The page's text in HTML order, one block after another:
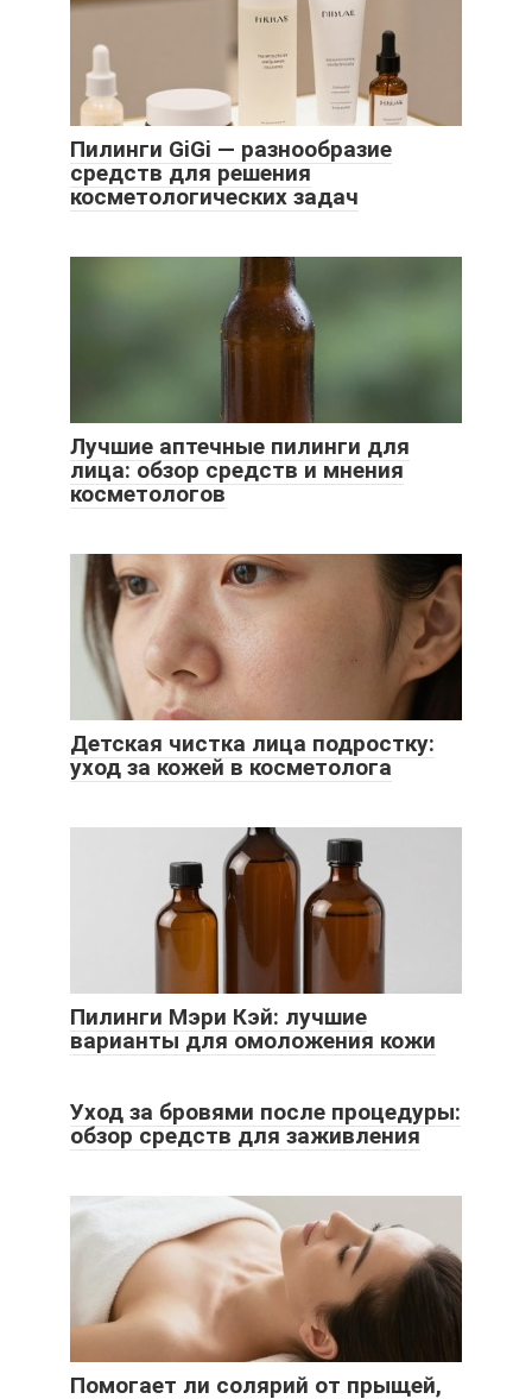
Пилинги GiGi — разнообразие
средств для решения
косметологических задач
Лучшие аптечные пилинги для
лица: обзор средств и мнения
косметологов
Детская чистка лица подростку:
уход за кожей в косметолога
Пилинги Мэри Кэй: лучшие
варианты для омоложения кожи
Уход за бровями после процедуры:
обзор средств для заживления
Помогает ли солярий от прыщей,